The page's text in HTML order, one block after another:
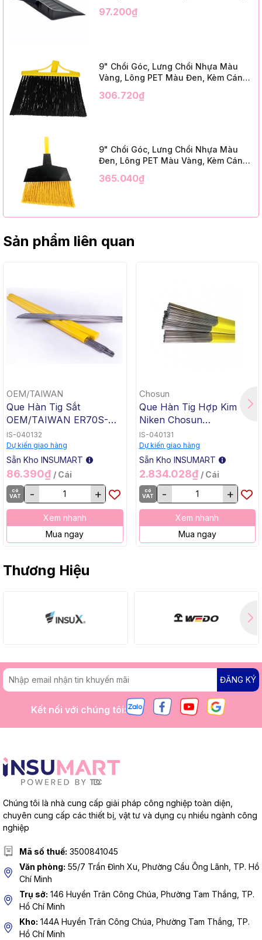
Black Plastic)
97.200₫
9" Chổi Góc, Lưng Chổi Nhựa Màu
Vàng, Lông PET Màu Đen, Kèm Cán
12 Bộ/Thùng (9" Angle Broom, Yellow
306.720₫
9" Chổi Góc, Lưng Chổi Nhựa Màu
Đen, Lông PET Màu Vàng, Kèm Cán
12 Bộ/Thùng (9" Angle Broom, Black
365.040₫
Sản phẩm liên quan
OEM/TAIWAN
Que Hàn Tig Sắt
OEM/TAIWAN ER70S-G
TG-50, 1.6x1000mm, 5 Kg
/ Hộp, 20 Kg / Thùng
IS-040132
Dự kiến giao hàng
Sẵn Kho INSUMART
86.390₫ / Cái
có
VAT
- +
Xem nhanh
Mua ngay
Chosun
Que Hàn Tig Hợp Kim
Niken Chosun
ERNiCrMo-3 TGC-625,
2.4x1000mm, 5 Kg / Hộp,
20 Kg / Thùng
IS-040131
Dự kiến giao hàng
Sẵn Kho INSUMART
2.834.028₫ / Cái
có
VAT
- +
Xem nhanh
Mua ngay
Thương Hiệu
ĐĂNG KÝ
Kết nối với chúng tôi:
Chúng tôi là nhà cung cấp giải pháp công nghiệp toàn diện,
chuyên cung cấp các thiết bị, vật tư và dụng cụ nhiều ngành công
nghiệp
Mã số thuế: 3500841045
Văn phòng: 55/7 Trần Đình Xu, Phường Cầu Ông Lãnh, TP. Hồ
Chí Minh
Trụ sở: 146 Huyền Trân Công Chúa, Phường Tam Thắng, TP.
Hồ Chí Minh
Kho: 144A Huyền Trân Công Chúa, Phường Tam Thắng, TP.
Hồ Chí Minh